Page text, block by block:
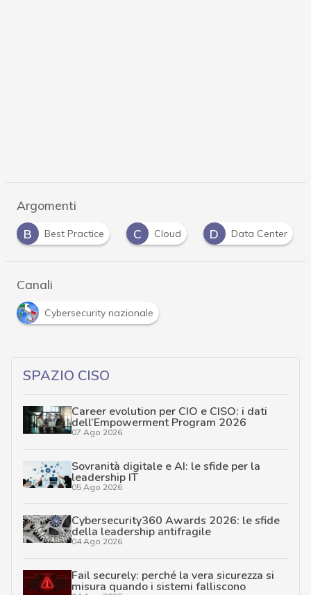
Argomenti
C
Cloud D Data Center D direttiva NIS
Canali
Cybersecurity nazionale
SPAZIO CISO
Career evolution per CIO e CISO: i dati
dell’Empowerment Program 2026
07 Ago 2026
Sovranità digitale e AI: le sfide per la
leadership IT
05 Ago 2026
Cybersecurity360 Awards 2026: le sfide
della leadership antifragile
04 Ago 2026
Fail securely: perché la vera sicurezza si
misura quando i sistemi falliscono